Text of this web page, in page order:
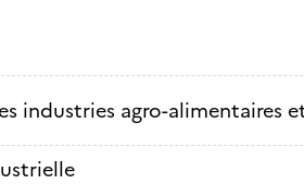
industries agro-alimentaires